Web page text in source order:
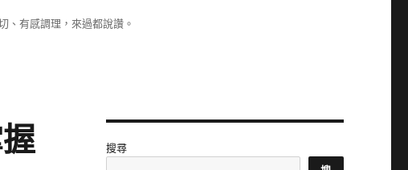
、有感調理，來過都說讚。
搜尋